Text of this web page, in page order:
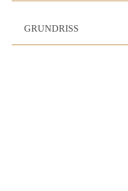
GRUNDRISS